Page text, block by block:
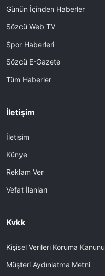
Günün İçinden Haberler
Sözcü Web TV
Spor Haberleri
Sözcü E-Gazete
Tüm Haberler
İletişim
İletişim
Künye
Reklam Ver
Vefat İlanları
Kvkk
Kişisel Verileri Koruma Kanunu
Müşteri Aydınlatma Metni